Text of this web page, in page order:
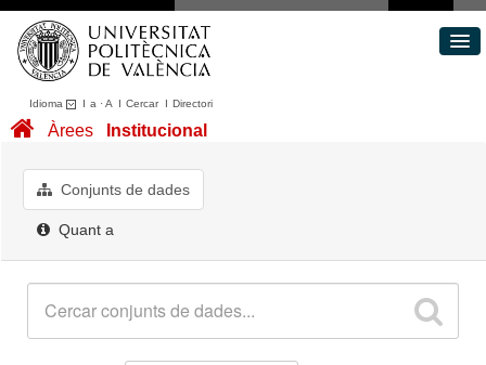
Idioma I a ·A I CercarI Directori
Conjunts de dades
Quant a
Àrees Institucional
Conjunts de dades
Quant a